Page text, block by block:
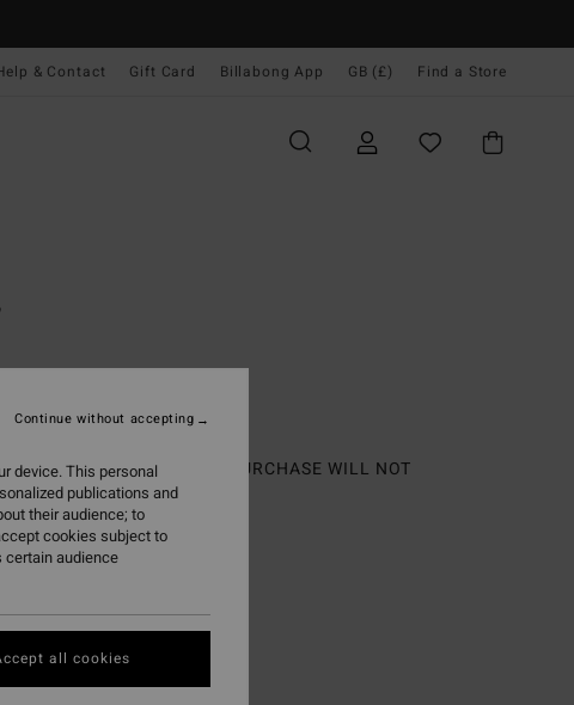
& Contact Gift Card Billabong App GB (£) Find a Store
NECESSARY TO ENTER. PURCHASE WILL NOT
device. This personal
publications and
their audience; to
cookies subject to
certain audience
Continue without accepting
all cookies